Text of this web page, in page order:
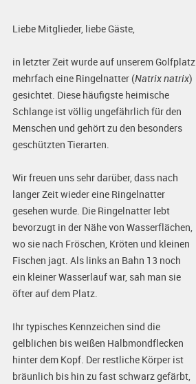
Liebe Mitglieder, liebe Gäste,
in letzter Zeit wurde auf unserem Golfplatz
mehrfach eine Ringelnatter (Natrix natrix)
gesichtet. Diese häufigste heimische
Schlange ist völlig ungefährlich für den
Menschen und gehört zu den besonders
geschützten Tierarten.
Wir freuen uns sehr darüber, dass nach
langer Zeit wieder eine Ringelnatter
gesehen wurde. Die Ringelnatter lebt
bevorzugt in der Nähe von Wasserflächen,
wo sie nach Fröschen, Kröten und kleinen
Fischen jagt. Als links an Bahn 13 noch
ein kleiner Wasserlauf war, sah man sie
öfter auf dem Platz.
Ihr typisches Kennzeichen sind die
gelblichen bis weißen Halbmondflecken
hinter dem Kopf. Der restliche Körper ist
bräunlich bis hin zu fast schwarz gefärbt,